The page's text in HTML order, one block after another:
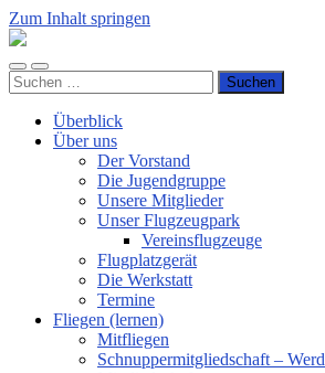
Zum Inhalt springen
Luftsportverein
e.V.
Mobile-
Menü
Suchfeld
ein-/ausblenden
Suchen
nach:
Überblick
Über uns
Der Vorstand
Die Jugendgruppe
Unsere Mitglieder
Unser Flugzeugpark
Vereinsflugzeuge
Flugplatzgerät
Die Werkstatt
Termine
Fliegen (lernen)
Mitfliegen
Schnuppermitgliedschaft –